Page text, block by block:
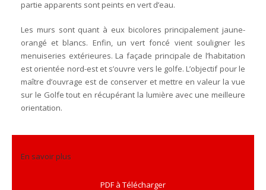
partie apparents sont peints en vert d’eau.
Les murs sont quant à eux bicolores principalement jaune-
orangé et blancs. Enfin, un vert foncé vient souligner les
menuiseries extérieures. La façade principale de l’habitation
est orientée nord-est et s’ouvre vers le golfe. L’objectif pour le
maître d’ouvrage est de conserver et mettre en valeur la vue
sur le Golfe tout en récupérant la lumière avec une meilleure
orientation.
En savoir plus
PDF à Télécharger